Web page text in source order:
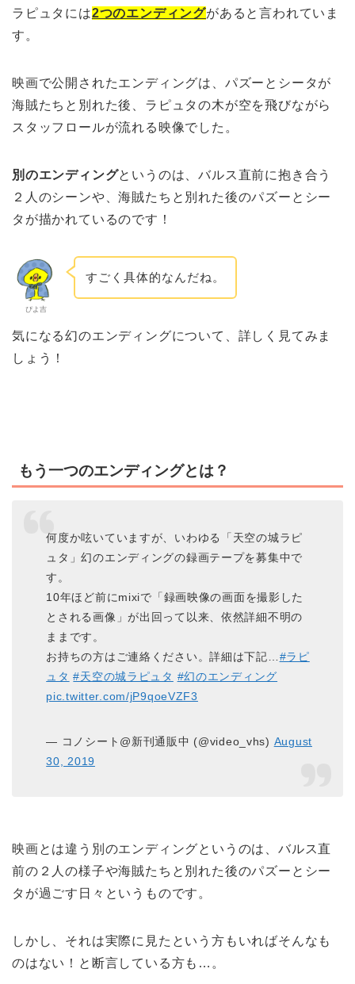
ラピュタには2つのエンディングがあると言われていま
す。
映画で公開されたエンディングは、パズーとシータが
海賊たちと別れた後、ラピュタの木が空を飛びながら
スタッフロールが流れる映像でした。
別のエンディングというのは、バルス直前に抱き合う
２人のシーンや、海賊たちと別れた後のパズーとシー
タが描かれているのです！
ぴよ吉
すごく具体的なんだね。
気になる幻のエンディングについて、詳しく見てみま
しょう！
もう一つのエンディングとは？
何度か呟いていますが、いわゆる「天空の城ラピ
ュタ」幻のエンディングの録画テープを募集中で
す。
10年ほど前にmixiで「録画映像の画面を撮影した
とされる画像」が出回って以来、依然詳細不明の
ままです。
お持ちの方はご連絡ください。詳細は下記… #ラピ
ュタ #天空の城ラピュタ #幻のエンディング
pic.twitter.com/jP9qoeVZF3
— コノシート@新刊通販中 (@video_vhs) August
30, 2019
映画とは違う別のエンディングというのは、バルス直
前の２人の様子や海賊たちと別れた後のパズーとシー
タが過ごす日々というものです。
しかし、それは実際に見たという方もいればそんなも
のはない！と断言している方も…。